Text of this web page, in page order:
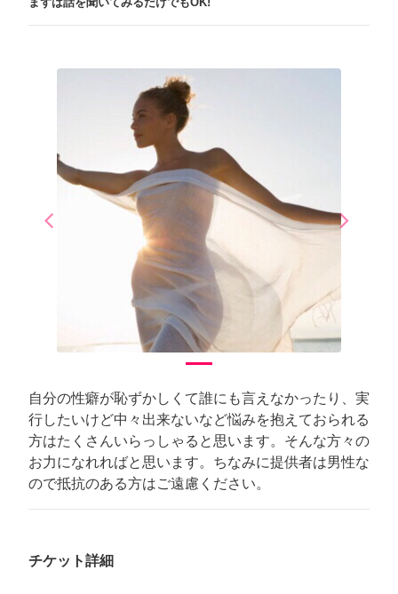
arrow_back_iosPrevious arrow_forward_iosNext
自分の性癖が恥ずかしくて誰にも言えなかったり、実
行したいけど中々出来ないなど悩みを抱えておられる
方はたくさんいらっしゃると思います。そんな方々の
お力になれればと思います。ちなみに提供者は男性な
ので抵抗のある方はご遠慮ください。
チケット詳細